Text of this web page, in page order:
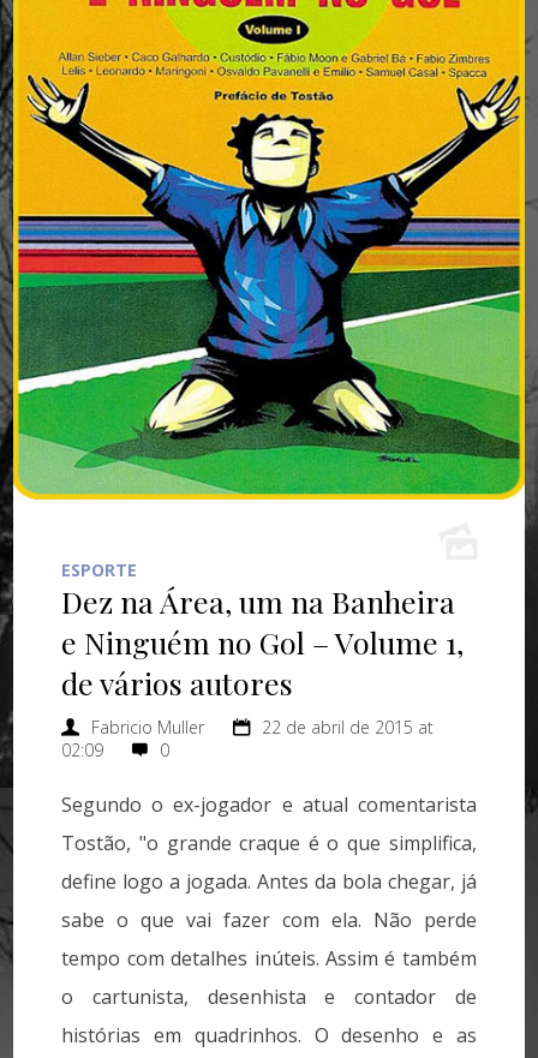
ESPORTE
Dez na Área, um na Banheira
e Ninguém no Gol – Volume 1,
de vários autores
Fabricio Muller
22 de abril de 2015 at
02:09
0
Segundo o ex-jogador e atual comentarista
Tostão, "o grande craque é o que simplifica,
define logo a jogada. Antes da bola chegar, já
sabe o que vai fazer com ela. Não perde
tempo com detalhes inúteis. Assim é também
o cartunista, desenhista e contador de
histórias em quadrinhos. O desenho e as